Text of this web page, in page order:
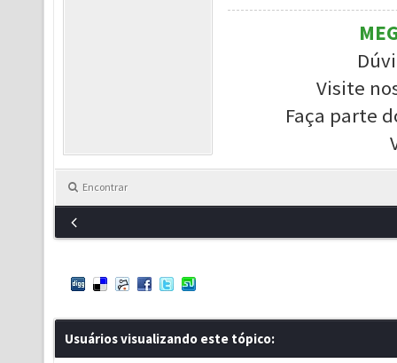
Visite
Faça parte
Encontrar
Usuários visualizando este tópico: